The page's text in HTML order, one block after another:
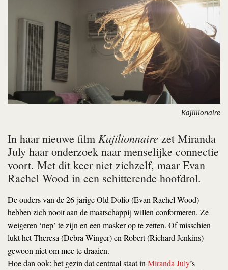
Kajillionaire
In haar nieuwe film Kajilionnaire zet Miranda
July haar onderzoek naar menselijke connectie
voort. Met dit keer niet zichzelf, maar Evan
Rachel Wood in een schitterende hoofdrol.
De ouders van de 26-jarige Old Dolio (Evan Rachel Wood)
hebben zich nooit aan de maatschappij willen conformeren. Ze
weigeren ‘nep’ te zijn en een masker op te zetten. Of misschien
lukt het Theresa (Debra Winger) en Robert (Richard Jenkins)
gewoon niet om mee te draaien.
Hoe dan ook: het gezin dat centraal staat in Miranda July’s